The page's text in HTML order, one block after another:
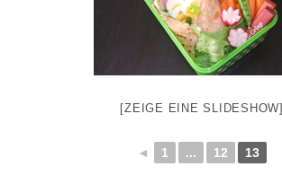
[ZEIGE EINE SLIDESHOW]
◄ 1 ... 12 13